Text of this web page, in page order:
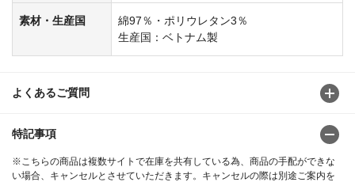
素材・生産国
綿97％・ポリウレタン3％
生産国：ベトナム製
よくあるご質問
特記事項
※こちらの商品は複数サイトで在庫を共有している為、商品の手配ができな
い場合、キャンセルとさせていただきます。キャンセルの際は別途ご案内を